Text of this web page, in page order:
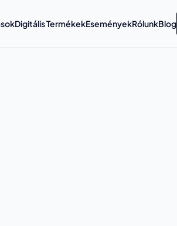
Digitális TermékekEseményekRólunkBlog